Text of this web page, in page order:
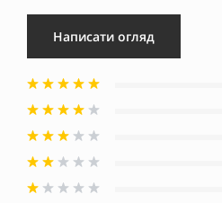
Написати огляд